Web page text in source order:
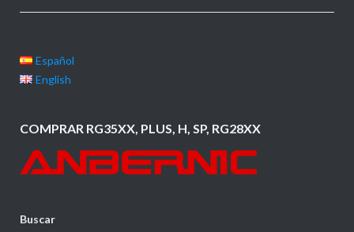
Español
English
COMPRAR RG35XX, PLUS, H, SP, RG28XX
Buscar